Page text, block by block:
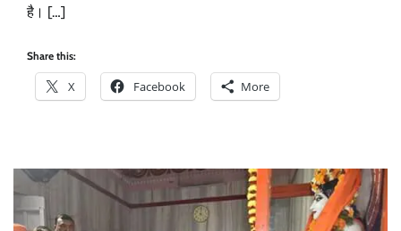
है। […]
Share this:
X Facebook More